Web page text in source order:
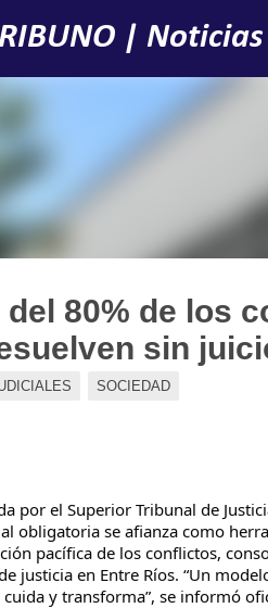
|
del 80% de los
sin
SOCIEDAD
por el Superior Tribunal de
obligatoria se afianza como
pacífica de los conflictos,
justicia en Entre Ríos. “Un
cuida y transforma”, se informó